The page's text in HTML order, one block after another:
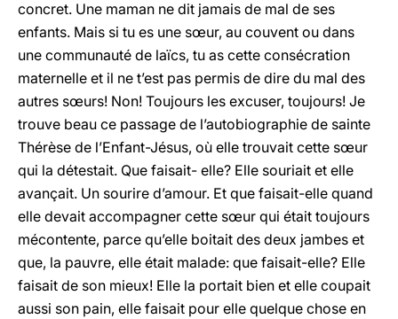
concret. Une maman ne dit jamais de mal de ses
enfants. Mais si tu es une sœur, au couvent ou dans
une communauté de laïcs, tu as cette consécration
maternelle et il ne t’est pas permis de dire du mal des
autres sœurs! Non! Toujours les excuser, toujours! Je
trouve beau ce passage de l’autobiographie de sainte
Thérèse de l’Enfant-Jésus, où elle trouvait cette sœur
qui la détestait. Que faisait- elle? Elle souriait et elle
avançait. Un sourire d’amour. Et que faisait-elle quand
elle devait accompagner cette sœur qui était toujours
mécontente, parce qu’elle boitait des deux jambes et
que, la pauvre, elle était malade: que faisait-elle? Elle
faisait de son mieux! Elle la portait bien et elle coupait
aussi son pain, elle faisait pour elle quelque chose en